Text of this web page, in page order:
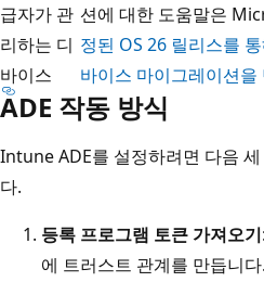
급자가 관
리하는 디
바이스
션에 대한 도움말은
정된 OS 26 릴리스를
바이스 마이그레이션
ADE 작동 방식
Intune ADE를 설정하려면 다음
다.
등록 프로그램 토큰 가져오기
에 트러스트 관계를 만듭니